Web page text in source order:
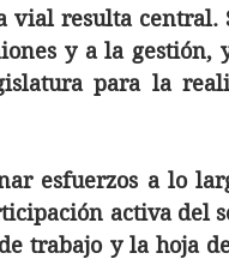
vial resulta central.
y a la gestión,
para la
esfuerzos a lo
activa del
trabajo y la hoja